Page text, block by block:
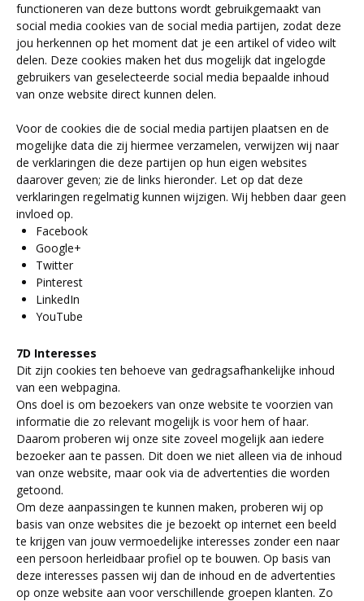
functioneren van deze buttons wordt gebruikgemaakt van
social media cookies van de social media partijen, zodat deze
jou herkennen op het moment dat je een artikel of video wilt
delen. Deze cookies maken het dus mogelijk dat ingelogde
gebruikers van geselecteerde social media bepaalde inhoud
van onze website direct kunnen delen.
Voor de cookies die de social media partijen plaatsen en de
mogelijke data die zij hiermee verzamelen, verwijzen wij naar
de verklaringen die deze partijen op hun eigen websites
daarover geven; zie de links hieronder. Let op dat deze
verklaringen regelmatig kunnen wijzigen. Wij hebben daar geen
invloed op.
Facebook
Google+
Twitter
Pinterest
LinkedIn
YouTube
7D Interesses
Dit zijn cookies ten behoeve van gedragsafhankelijke inhoud
van een webpagina.
Ons doel is om bezoekers van onze website te voorzien van
informatie die zo relevant mogelijk is voor hem of haar.
Daarom proberen wij onze site zoveel mogelijk aan iedere
bezoeker aan te passen. Dit doen we niet alleen via de inhoud
van onze website, maar ook via de advertenties die worden
getoond.
Om deze aanpassingen te kunnen maken, proberen wij op
basis van onze websites die je bezoekt op internet een beeld
te krijgen van jouw vermoedelijke interesses zonder een naar
een persoon herleidbaar profiel op te bouwen. Op basis van
deze interesses passen wij dan de inhoud en de advertenties
op onze website aan voor verschillende groepen klanten. Zo